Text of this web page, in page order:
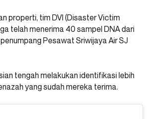
properti, tim DVI (Disaster Victim
telah menerima 40 sampel DNA dari
Pesawat Sriwijaya Air SJ
tengah melakukan identifikasi lebih
yang sudah mereka terima.